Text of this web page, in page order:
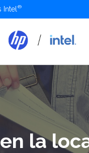
Intel
la